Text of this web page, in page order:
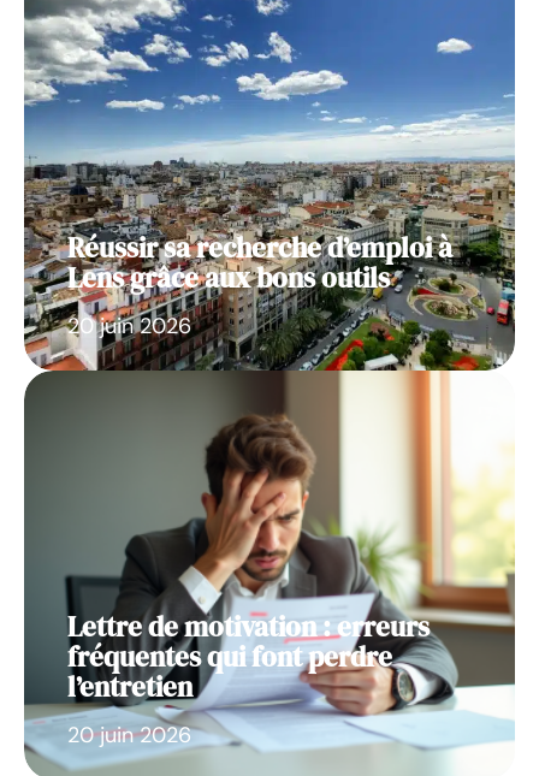
Réussir sa recherche d’emploi à
Lens grâce aux bons outils
20 juin 2026
Lettre de motivation : erreurs
fréquentes qui font perdre
l’entretien
20 juin 2026